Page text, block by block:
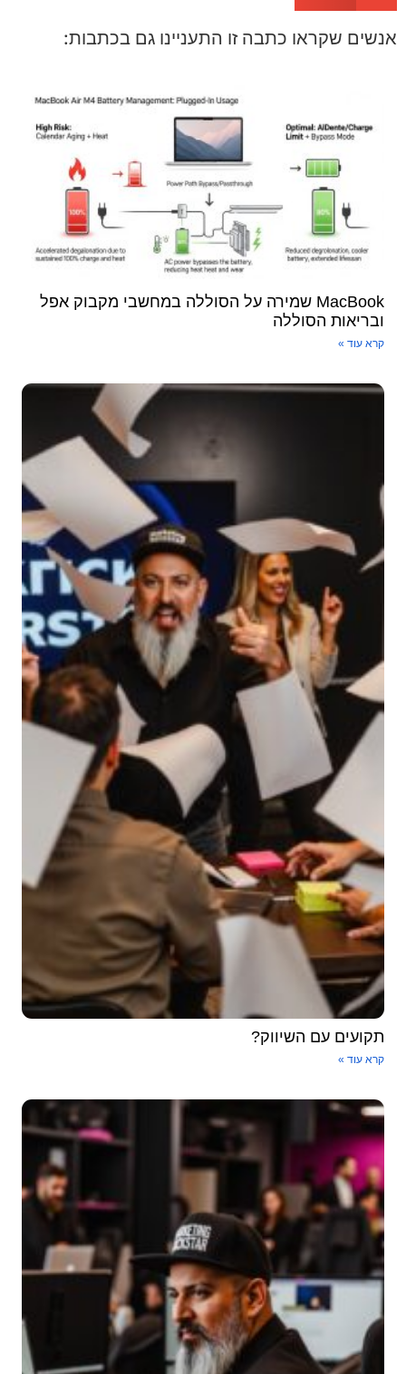
אנשים שקראו כתבה זו התעניינו גם בכתבות:
MacBook שמירה על הסוללה במחשבי מקבוק אפל
ובריאות הסוללה
קרא עוד »
תקועים עם השיווק?
קרא עוד »